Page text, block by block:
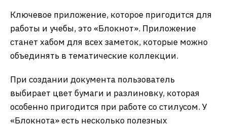
Ключевое приложение, которое пригодится для
работы и учебы, это «Блокнот». Приложение
станет хабом для всех заметок, которые можно
объединять в тематические коллекции.
При создании документа пользователь
выбирает цвет бумаги и разлиновку, которая
особенно пригодится при работе со стилусом. У
«Блокнота» есть несколько полезных